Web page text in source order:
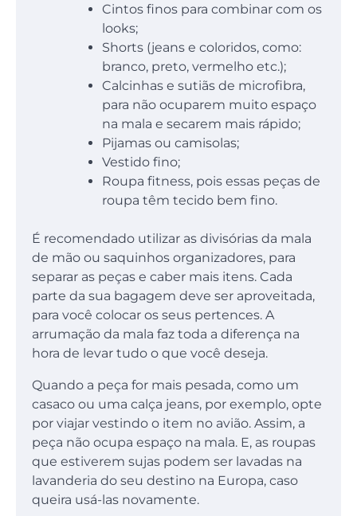
Cintos finos para combinar com os
looks;
Shorts (jeans e coloridos, como:
branco, preto, vermelho etc.);
Calcinhas e sutiãs de microfibra,
para não ocuparem muito espaço
na mala e secarem mais rápido;
Pijamas ou camisolas;
Vestido fino;
Roupa fitness, pois essas peças de
roupa têm tecido bem fino.
É recomendado utilizar as divisórias da mala
de mão ou saquinhos organizadores, para
separar as peças e caber mais itens. Cada
parte da sua bagagem deve ser aproveitada,
para você colocar os seus pertences. A
arrumação da mala faz toda a diferença na
hora de levar tudo o que você deseja.
Quando a peça for mais pesada, como um
casaco ou uma calça jeans, por exemplo, opte
por viajar vestindo o item no avião. Assim, a
peça não ocupa espaço na mala. E, as roupas
que estiverem sujas podem ser lavadas na
lavanderia do seu destino na Europa, caso
queira usá-las novamente.